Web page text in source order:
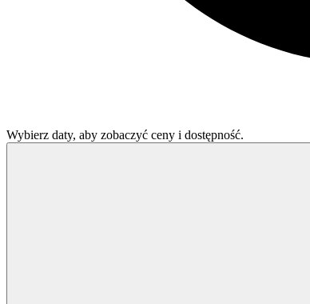
Wybierz daty, aby zobaczyć ceny i dostępność.